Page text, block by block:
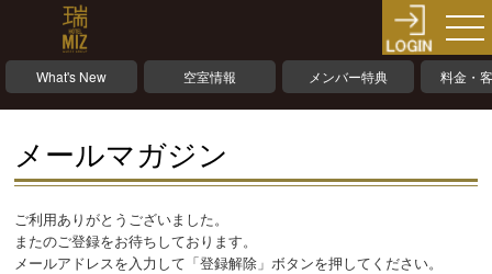
What's New 空室情報 メンバー特典 料金・
メールマガジン
ご利用ありがとうございました。
またのご登録をお待ちしております。
メールアドレスを入力して「登録解除」ボタンを押してください。